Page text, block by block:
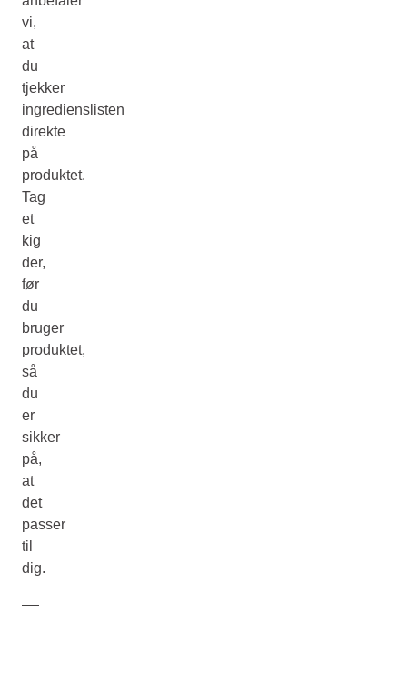
vi,
at
du
tjekker
ingredienslisten
direkte
på
produktet.
Tag
et
kig
der,
før
du
bruger
produktet,
så
du
er
sikker
på,
at
det
passer
til
dig.